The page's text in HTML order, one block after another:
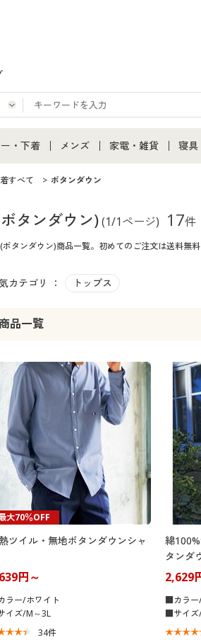
・下着
・下着通販すべて
着
ア・ティーンズ下着
メンズ
メンズ通販すべて
メンズファッション
メンズ下着
家電・雑貨
キッチン・雑貨・
寝具
家具
寝
すべて ボタンダウン
タンダウン)(1/1ページ) 17件
タンダウン)商品一覧。初めてのご注文は送料無
カテゴリ ： トップス
品一覧
大70％OFF
ツイル・無地ボタンダウンシャ
円～
ラー/ホワイト
イズ/M～3L
34件
綿
タンダ
2,629
■カラー
■サイズ